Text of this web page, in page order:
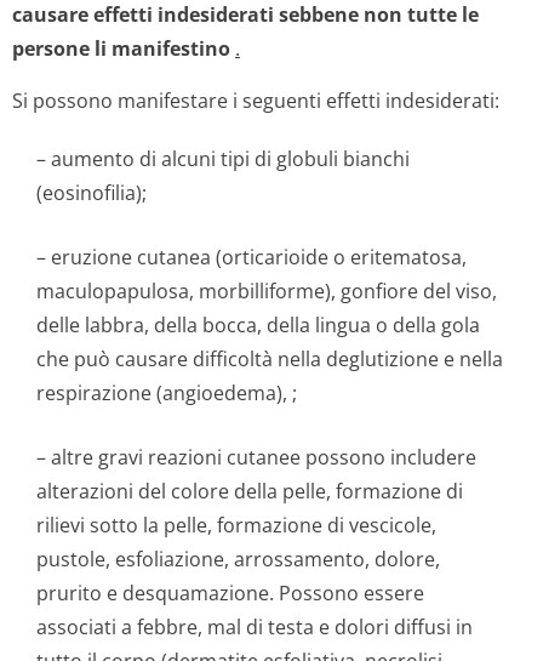
causare effetti indesiderati sebbene non tutte le
persone li manifestino .
Si possono manifestare i seguenti effetti indesiderati:
– aumento di alcuni tipi di globuli bianchi
(eosinofilia);
– eruzione cutanea (orticarioide o eritematosa,
maculopapulosa, morbilliforme), gonfiore del viso,
delle labbra, della bocca, della lingua o della gola
che può causare difficoltà nella deglutizione e nella
respirazione (angioedema), ;
– altre gravi reazioni cutanee possono includere
alterazioni del colore della pelle, formazione di
rilievi sotto la pelle, formazione di vescicole,
pustole, esfoliazione, arrossamento, dolore,
prurito e desquamazione. Possono essere
associati a febbre, mal di testa e dolori diffusi in